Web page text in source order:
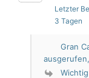
Letzter
3 Tagen
Gran